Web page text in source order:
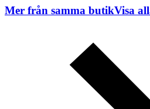
Mer från samma butikVisa